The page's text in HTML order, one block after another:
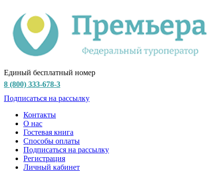
Единый бесплатный номер
8 (800) 333-678-3
Подписаться на рассылку
Контакты
О нас
Гостевая книга
Способы оплаты
Подписаться на рассылку
Регистрация
Личный кабинет